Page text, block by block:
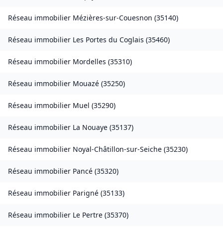
Réseau immobilier Mézières-sur-Couesnon (35140)
Réseau immobilier Les Portes du Coglais (35460)
Réseau immobilier Mordelles (35310)
Réseau immobilier Mouazé (35250)
Réseau immobilier Muel (35290)
Réseau immobilier La Nouaye (35137)
Réseau immobilier Noyal-Châtillon-sur-Seiche (35230)
Réseau immobilier Pancé (35320)
Réseau immobilier Parigné (35133)
Réseau immobilier Le Pertre (35370)